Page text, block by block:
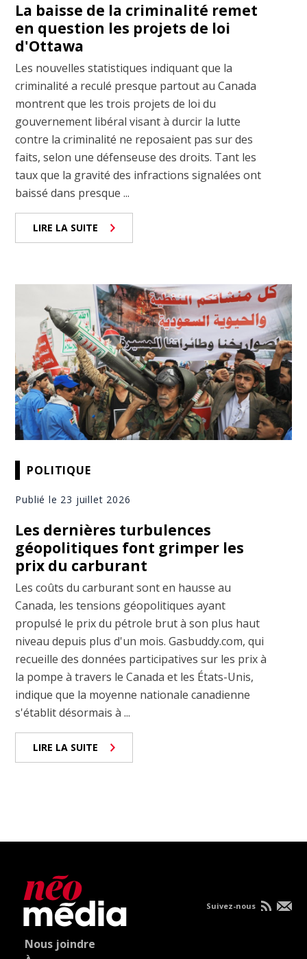
La baisse de la criminalité remet
en question les projets de loi
d'Ottawa
Les nouvelles statistiques indiquant que la
criminalité a reculé presque partout au Canada
montrent que les trois projets de loi du
gouvernement libéral visant à durcir la lutte
contre la criminalité ne reposaient pas sur des
faits, selon une défenseuse des droits. Tant les
taux que la gravité des infractions signalées ont
baissé dans presque ...
LIRE LA SUITE
POLITIQUE
Publié le 23 juillet 2026
Les dernières turbulences
géopolitiques font grimper les
prix du carburant
Les coûts du carburant sont en hausse au
Canada, les tensions géopolitiques ayant
propulsé le prix du pétrole brut à son plus haut
niveau depuis plus d'un mois. Gasbuddy.com, qui
recueille des données participatives sur les prix à
la pompe à travers le Canada et les États-Unis,
indique que la moyenne nationale canadienne
s'établit désormais à ...
LIRE LA SUITE
Nous joindre
Suivez-nous